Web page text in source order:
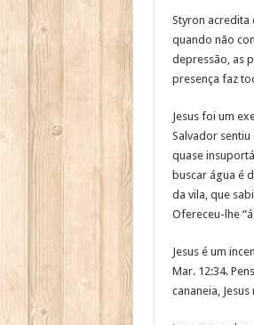
Styron acredita
quando não
depressão, as
presença faz
Jesus foi um
Salvador
quase
buscar água é
da vila, que
Ofereceu-lhe
Jesus é um
Mar. 12:34.
cananeia,